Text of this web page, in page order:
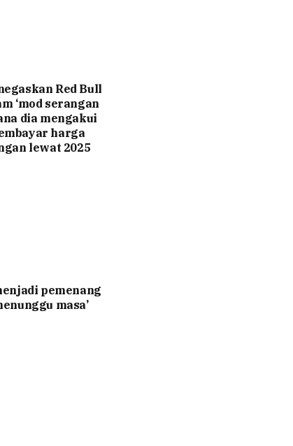
Red Bull
‘mod serangan
dia mengakui
harga
lewat 2025
pemenang
masa’